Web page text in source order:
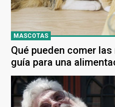
MASCOTAS
Qué pueden comer
guía para una
balanceada